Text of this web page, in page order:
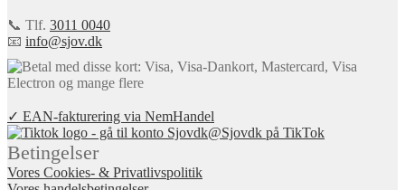
📞 Tlf. 3011 0040
📧 info@sjov.dk
✓ EAN-fakturering via NemHandel
@Sjovdk på TikTok
Betingelser
Vores Cookies- & Privatlivspolitik